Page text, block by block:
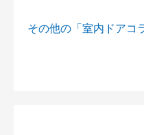
その他の「室内ドアコ